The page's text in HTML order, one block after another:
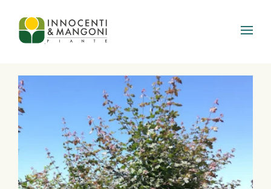
Skip to main content